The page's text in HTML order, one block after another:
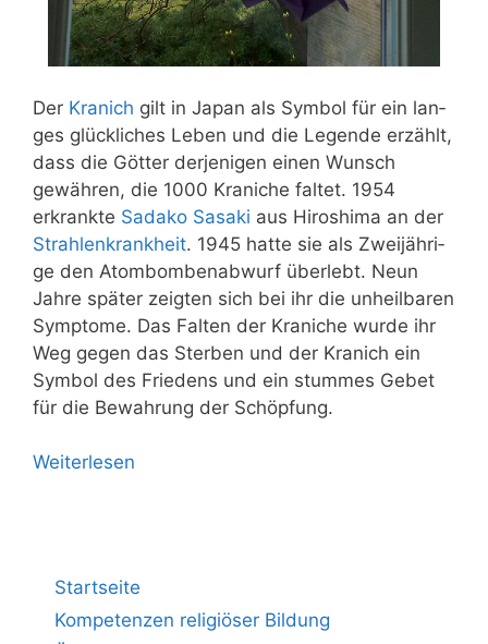
Der Kra­nich gilt in Japan als Sym­bol für ein lan­
ges glück­li­ches Leben und die Legen­de erzählt,
dass die Göt­ter der­je­ni­gen einen Wunsch
gewäh­ren, die 1000 Kra­ni­che fal­tet. 1954
erkrank­te Sad­ako Sasa­ki aus Hiro­shi­ma an der
Strah­len­krank­heit. 1945 hat­te sie als Zwei­jäh­ri­
ge den Atom­bom­ben­ab­wurf über­lebt. Neun
Jah­re spä­ter zeig­ten sich bei ihr die unheil­ba­ren
Sym­pto­me. Das Fal­ten der Kra­ni­che wur­de ihr
Weg gegen das Ster­ben und der Kra­nich ein
Sym­bol des Frie­dens und ein stum­mes Gebet
für die Bewah­rung der Schöpfung.
Wei­ter­le­sen
Startseite
Kompetenzen religiöser Bildung